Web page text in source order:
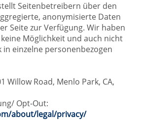
Seitenbetreibern über den
anonymisierte Daten
Seite zur Verfügung. Wir haben
Möglichkeit und auch nicht
in einzelne personenbezogen
Willow Road, Menlo Park, CA,
Opt-Out:
about/legal/privacy/